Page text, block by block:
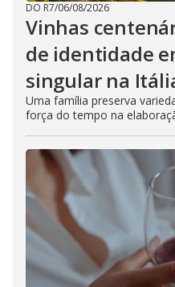
DO R7/06/08/2026
Vinhas
de identidade
singular na
Uma família preserva
força do tempo na